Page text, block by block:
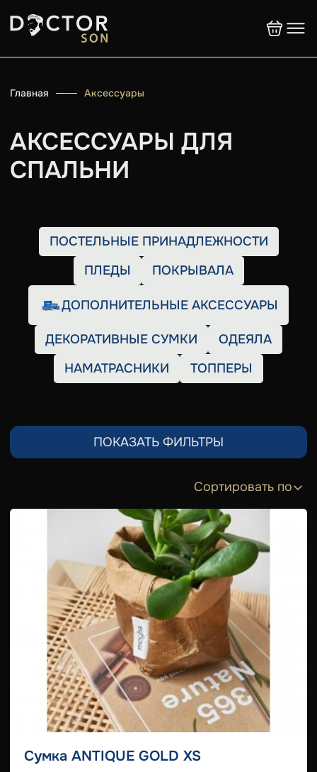
Главная Аксессуары
АКСЕССУАРЫ ДЛЯ
СПАЛЬНИ
ПОСТЕЛЬНЫЕ ПРИНАДЛЕЖНОСТИ
ПЛЕДЫ
ПОКРЫВАЛА
ДОПОЛНИТЕЛЬНЫЕ АКСЕССУАРЫ
ДЕКОРАТИВНЫЕ СУМКИ
ОДЕЯЛА
НАМАТРАСНИКИ
ТОППЕРЫ
ПОКАЗАТЬ ФИЛЬТРЫ
Сортировать по
Сумка ANTIQUE GOLD XS